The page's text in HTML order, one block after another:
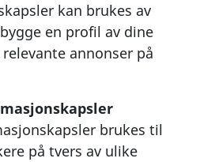
kan brukes av
en profil av dine
annonser på
brukes til
på tvers av ulike